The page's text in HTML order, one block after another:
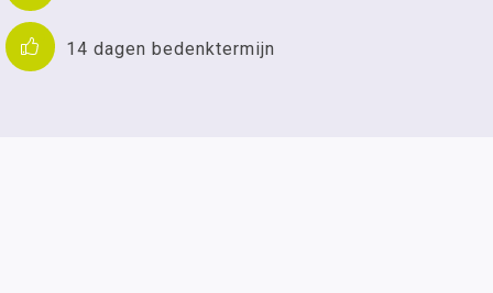
14 dagen bedenktermijn